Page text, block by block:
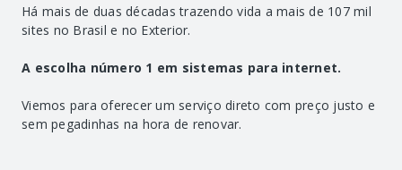
Há mais de duas décadas trazendo vida a mais de 107 mil
sites no Brasil e no Exterior.
A escolha número 1 em sistemas para internet.
Viemos para oferecer um serviço direto com preço justo e
sem pegadinhas na hora de renovar.